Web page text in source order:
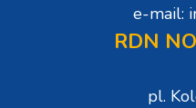
e-mail:
RDN
pl.